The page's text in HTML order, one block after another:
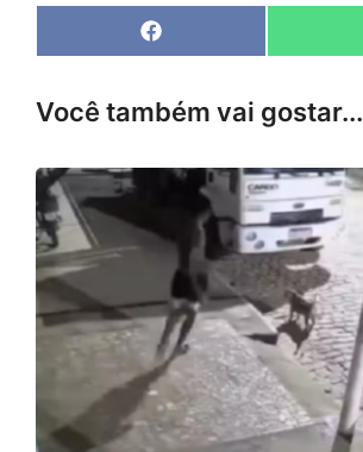
Share
on
F
a
e
b
Você também vai gostar...